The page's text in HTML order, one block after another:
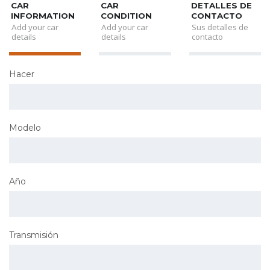
CAR
INFORMATION
Add your car
details
CAR
CONDITION
Add your car
details
DETALLES DE
CONTACTO
Sus detalles de
contacto
Hacer
Modelo
Año
Transmisión